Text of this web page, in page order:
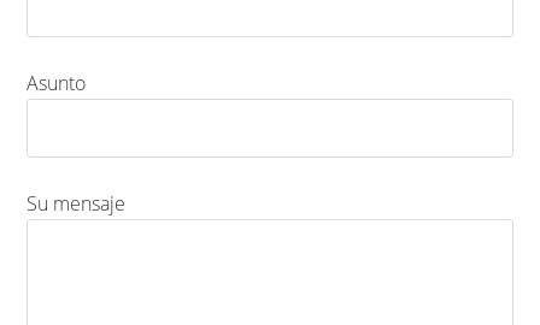
Asunto
Su mensaje